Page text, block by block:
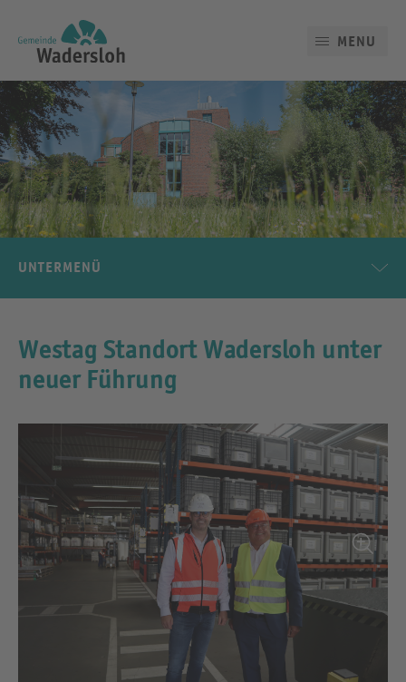
MENU
UNTERMENÜ
Westag Standort Wadersloh unter
neuer Führung